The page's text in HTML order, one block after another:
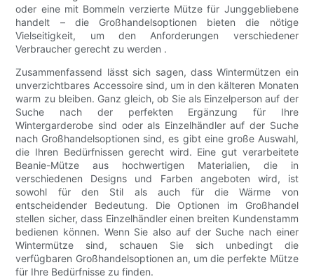
oder eine mit Bommeln verzierte Mütze für Junggebliebene
handelt – die Großhandelsoptionen bieten die nötige
Vielseitigkeit, um den Anforderungen verschiedener
Verbraucher gerecht zu werden .
Zusammenfassend lässt sich sagen, dass Wintermützen ein
unverzichtbares Accessoire sind, um in den kälteren Monaten
warm zu bleiben. Ganz gleich, ob Sie als Einzelperson auf der
Suche nach der perfekten Ergänzung für Ihre
Wintergarderobe sind oder als Einzelhändler auf der Suche
nach Großhandelsoptionen sind, es gibt eine große Auswahl,
die Ihren Bedürfnissen gerecht wird. Eine gut verarbeitete
Beanie-Mütze aus hochwertigen Materialien, die in
verschiedenen Designs und Farben angeboten wird, ist
sowohl für den Stil als auch für die Wärme von
entscheidender Bedeutung. Die Optionen im Großhandel
stellen sicher, dass Einzelhändler einen breiten Kundenstamm
bedienen können. Wenn Sie also auf der Suche nach einer
Wintermütze sind, schauen Sie sich unbedingt die
verfügbaren Großhandelsoptionen an, um die perfekte Mütze
für Ihre Bedürfnisse zu finden.